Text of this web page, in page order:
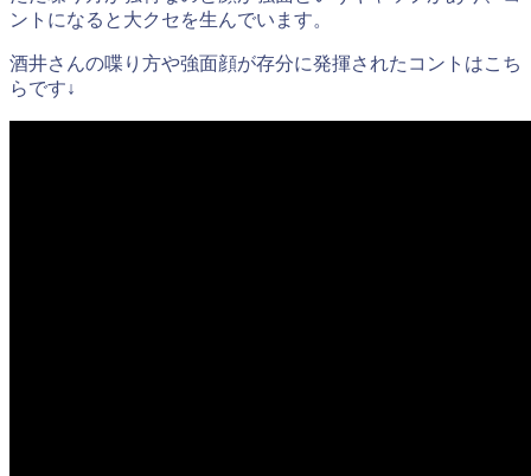
ントになると大クセを生んでいます。
酒井さんの喋り方や強面顔が存分に発揮されたコントはこち
らです↓